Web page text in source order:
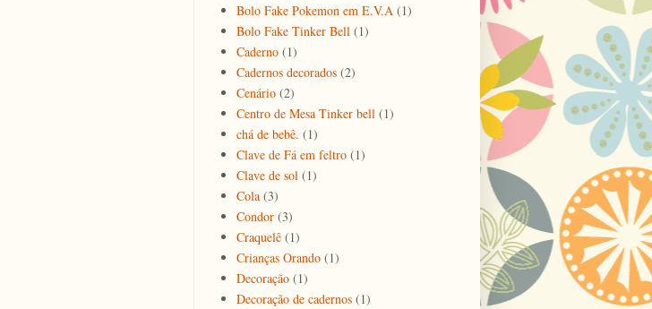
Bolo Fake Pokemon em E.V.A (1)
Bolo Fake Tinker Bell (1)
Caderno (1)
Cadernos decorados (2)
Cenário (2)
Centro de Mesa Tinker bell (1)
chá de bebê. (1)
Clave de Fá em feltro (1)
Clave de sol (1)
Cola (3)
Condor (3)
Craquelê (1)
Crianças Orando (1)
Decoração (1)
Decoração de cadernos (1)